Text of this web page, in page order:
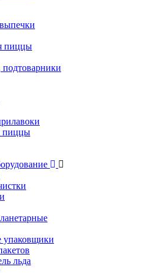
пиццы
пиццы
льда